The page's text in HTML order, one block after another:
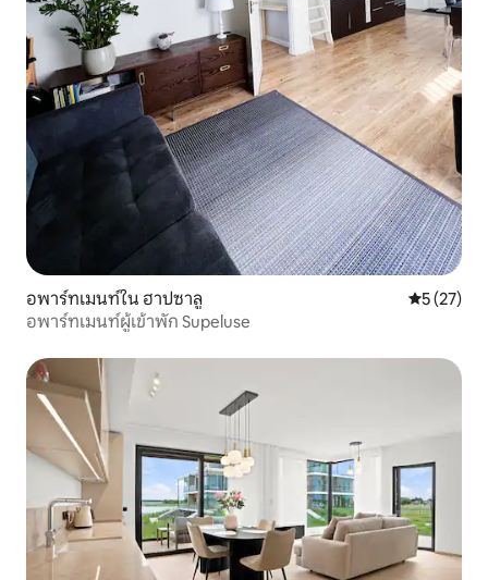
อพาร์ทเมนท์ใน ฮาปซาลู คะแนนเฉลี่
5 (27)
อพาร์ทเมนท์ผู้เข้าพัก Supeluse